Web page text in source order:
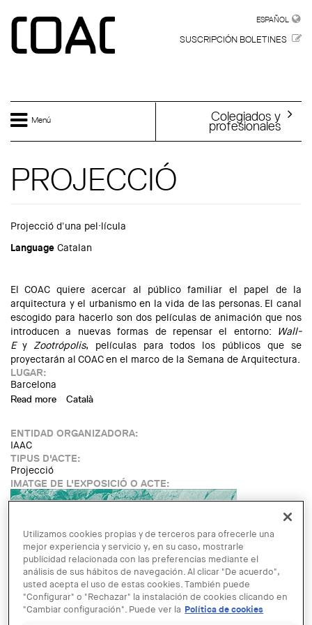
ESPAÑOL
SUSCRIPCIÓN BOLETINES
Menú Colegiados y
profesionales
PROJECCIÓ
Projecció d'una pel·lícula
Language Catalan
El COAC quiere acercar al público familiar el papel de la
arquitectura y el urbanismo en la vida de las personas. El canal
escogido para hacerlo son dos películas de animación que nos
introducen a nuevas formas de repensar el entorno: Wall-
Ey Zootrópolis, películas para todos los públicos que se
proyectarán al COAC en el marco de la Semana de Arquitectura.
LUGAR:
Barcelona
Read more about Ciclo de cine familiar: Zootrópolis
Català
ENTIDAD ORGANIZADORA:
IAAC
TIPUS D'ACTE:
Projecció
IMATGE DE L'EXPOSICIÓ O ACTE:
Utilizamos cookies propias y de terceros para ofrecerle una
mejor experiencia y servicio y, en su caso, mostrarle
publicidad relacionada con las preferencias mediante el
análisis de sus hábitos de navegación. Al clicar "De acuerdo",
usted acepta el uso de estas cookies. También puede
"Configurar" o "Rechazar" la instalación de cookies clicando en
"Cambiar configuración". Puede ver la Política de cookies